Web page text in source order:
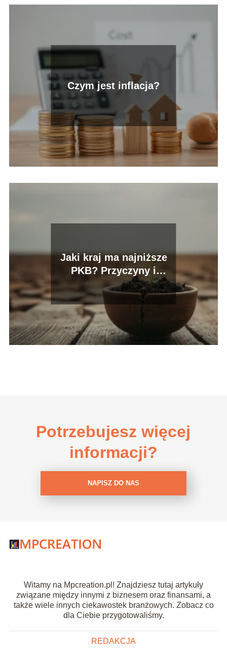
Czym jest inflacja?
Jaki kraj ma najniższe
PKB? Przyczyny i
konsekwencje
Potrzebujesz więcej
informacji?
NAPISZ DO NAS
Witamy na Mpcreation.pl! Znajdziesz tutaj artykuły
związane między innymi z biznesem oraz finansami, a
także wiele innych ciekawostek branżowych. Zobacz co
dla Ciebie przygotowaliśmy.
REDAKCJA